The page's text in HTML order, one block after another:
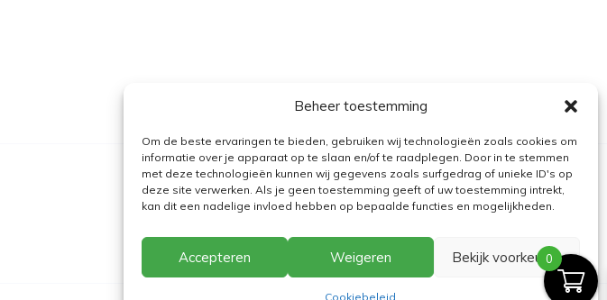
Beheer toestemming
Om de beste ervaringen te bieden, gebruiken wij technologieën zoals cookies om
informatie over je apparaat op te slaan en/of te raadplegen. Door in te stemmen
met deze technologieën kunnen wij gegevens zoals surfgedrag of unieke ID's op
deze site verwerken. Als je geen toestemming geeft of uw toestemming intrekt,
kan dit een nadelige invloed hebben op bepaalde functies en mogelijkheden.
Accepteren Weigeren Bekijk voorkeuren
Cookiebeleid
0